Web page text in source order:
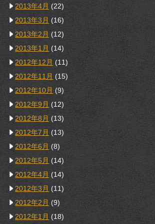
2013年4月 (22)
2013年3月 (16)
2013年2月 (12)
2013年1月 (14)
2012年12月 (11)
2012年11月 (15)
2012年10月 (9)
2012年9月 (12)
2012年8月 (13)
2012年7月 (13)
2012年6月 (8)
2012年5月 (14)
2012年4月 (14)
2012年3月 (11)
2012年2月 (9)
2012年1月 (18)